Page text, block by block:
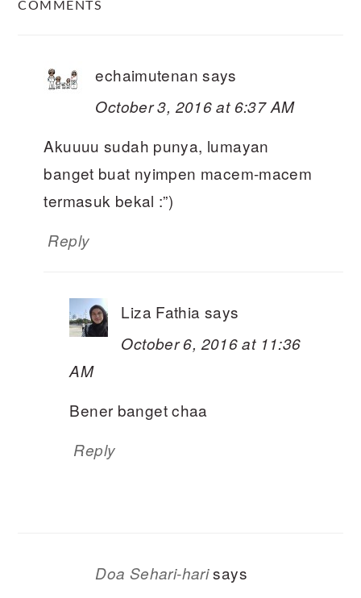
COMMENTS
echaimutenan says
October 3, 2016 at 6:37 AM
Akuuuu sudah punya, lumayan
banget buat nyimpen macem-macem
termasuk bekal :”)
Reply
Liza Fathia says
October 6, 2016 at 11:36
AM
Bener banget chaa
Reply
Doa Sehari-hari says